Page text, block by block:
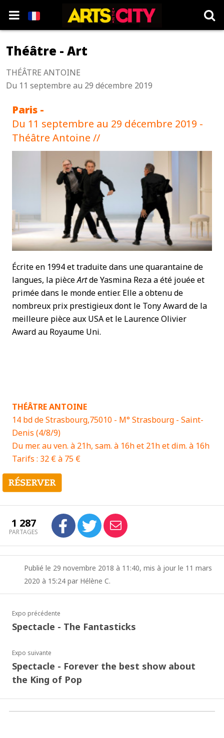
Théâtre - Art
THÉÂTRE ANTOINE
Du 11 septembre au 29 décembre 2019
Paris -
Du 11 septembre au 29 décembre 2019 -
Théâtre Antoine //
Écrite en 1994 et traduite dans une quarantaine de
langues, la pièceArtde Yasmina Reza a été jouée et
primée dans le monde entier. Elle a obtenu de
nombreux prix prestigieux dont le Tony Award de la
meilleure pièce aux USA et le Laurence Olivier
Award au Royaume Uni.
THÉÂTRE ANTOINE
14 bd de Strasbourg,75010 - M° Strasbourg - Saint-
Denis (4/8/9)
Du mer. au ven. à 21h, sam. à 16h et 21h et dim. à 16h
Tarifs : 32 € à 75 €
1 287
PARTAGES
Publié le 29 novembre 2018 à 11:40, mis à jour le 11 mars
2020 à 15:24 par Hélène C.
Expo précédente
Spectacle - The Fantasticks
Expo suivante
Spectacle - Forever the best show about
the King of Pop